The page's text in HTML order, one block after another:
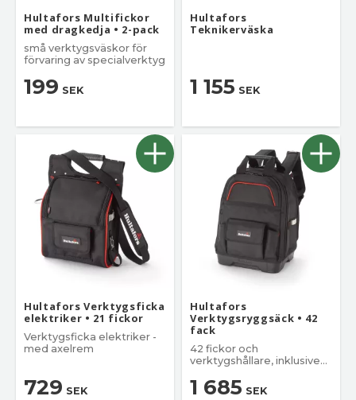
Hultafors Multifickor
med dragkedja • 2-pack
små verktygsväskor för
förvaring av specialverktyg
199 SEK
Hultafors
Teknikerväska
1 155 SEK
Hultafors Verktygsficka
elektriker • 21 fickor
Verktygsficka elektriker -
med axelrem
729 SEK
Hultafors
Verktygsryggsäck • 42
fack
42 fickor och
verktygshållare, inklusive
laptops/surfplattor
1 685 SEK